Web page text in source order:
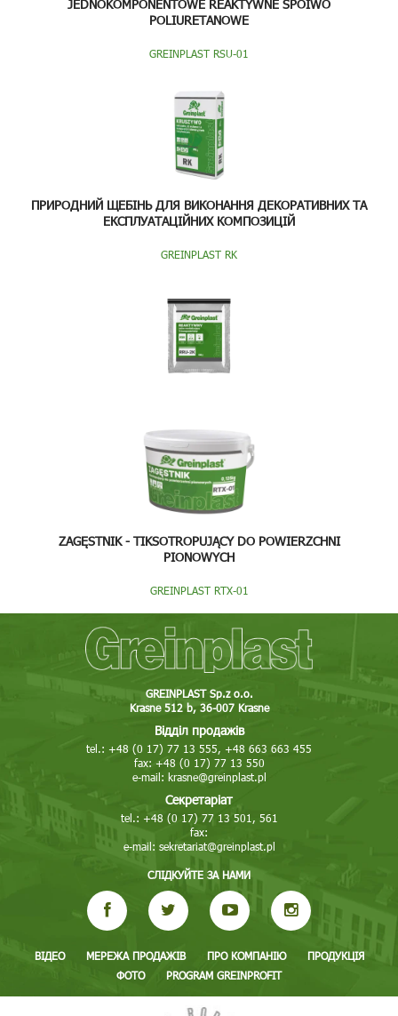
JEDNOKOMPONENTOWE REAKTYWNE SPOIWO
POLIURETANOWE
GREINPLAST RSU-01
ПРИРОДНИЙ ЩЕБІНЬ ДЛЯ ВИКОНАННЯ ДЕКОРАТИВНИХ ТА
ЕКСПЛУАТАЦІЙНИХ КОМПОЗИЦІЙ
GREINPLAST RK
ZAGĘSTNIK - TIKSOTROPUJĄCY DO POWIERZCHNI
PIONOWYCH
GREINPLAST RTX-01
GREINPLAST Sp.z o.o.
Krasne 512 b, 36-007 Krasne
Відділ продажів
tel.: +48 (0 17) 77 13 555, +48 663 663 455
fax: +48 (0 17) 77 13 550
e-mail: krasne@greinplast.pl
Секретаріат
tel.: +48 (0 17) 77 13 501, 561
fax:
e-mail: sekretariat@greinplast.pl
СЛІДКУЙТЕ ЗА НАМИ
ВІДЕО МЕРЕЖА ПРОДАЖІВ ПРО КОМПАНІЮ
ПРОДУКЦІЯ
ФОТО
PROGRAM GREINPROFIT